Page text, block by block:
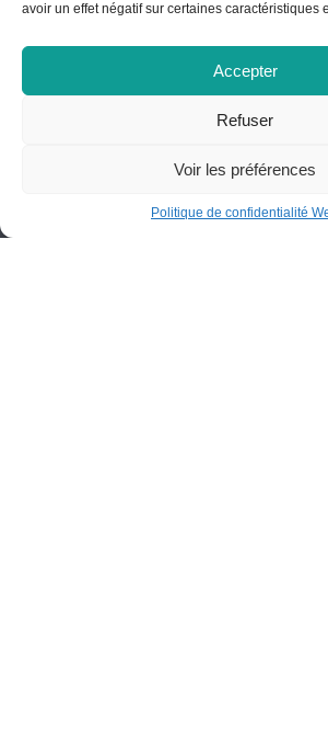
avoir un effet négatif sur certaines caractéristiques
Accepter
Refuser
Voir les préférences
Politique de confidentialité
Chibougamau
Chibougamau
418 748-7637